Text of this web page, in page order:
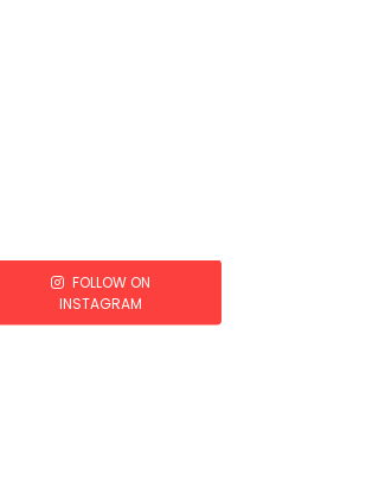
FOLLOW ON
INSTAGRAM